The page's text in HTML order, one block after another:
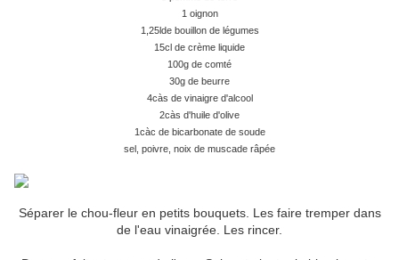
1 oignon
1,25lde bouillon de légumes
15cl de crème liquide
100g de comté
30g de beurre
4càs de vinaigre d'alcool
2càs d'huile d'olive
1càc de bicarbonate de soude
sel, poivre, noix de muscade râpée
Séparer le chou-fleur en petits bouquets. Les faire tremper dans
de l'eau vinaigrée. Les rincer.